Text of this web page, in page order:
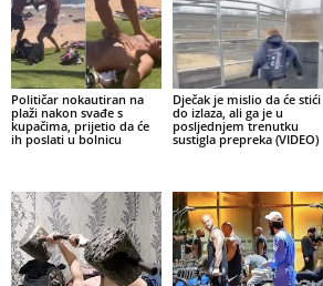
Političar nokautiran na
plaži nakon svađe s
kupačima, prijetio da će
ih poslati u bolnicu
Dječak je mislio da će stići
do izlaza, ali ga je u
posljednjem trenutku
sustigla prepreka (VIDEO)